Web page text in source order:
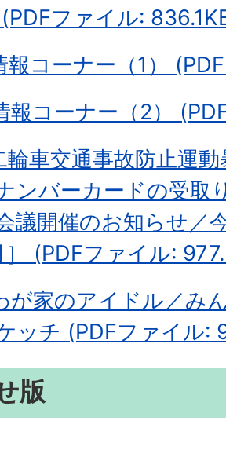
ファイル:
報コーナー（1）
報コーナー（2）
輪車交通事故防止運
ンバーカードの受取
議開催のお知らせ／
］ (PDFファイル:
が家のアイドル／み
ッチ (PDFファイル:
版